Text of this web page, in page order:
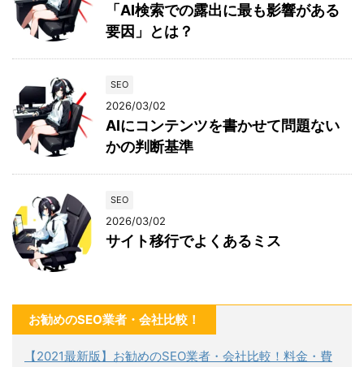
「AI検索での露出に最も影響がある
要因」とは？
SEO
2026/03/02
AIにコンテンツを書かせて問題ない
かの判断基準
SEO
2026/03/02
サイト移行でよくあるミス
お勧めのSEO業者・会社比較！
【2021最新版】お勧めのSEO業者・会社比較！料金・費